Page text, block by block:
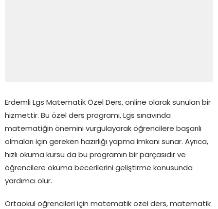
Erdemli Lgs Matematik Özel Ders, online olarak sunulan bir
hizmettir. Bu özel ders programı, Lgs sınavında
matematiğin önemini vurgulayarak öğrencilere başarılı
olmaları için gereken hazırlığı yapma imkanı sunar. Ayrıca,
hızlı okuma kursu da bu programın bir parçasıdır ve
öğrencilere okuma becerilerini geliştirme konusunda
yardımcı olur.
Ortaokul öğrencileri için matematik özel ders, matematik